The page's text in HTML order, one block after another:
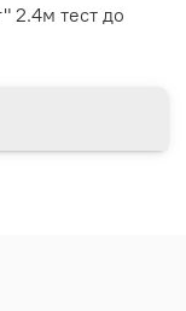
2.4м тест до